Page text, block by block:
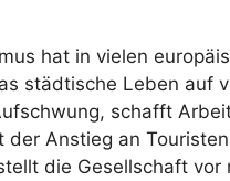
hat in vielen
städtische Leben auf
schafft
der Anstieg an
die Gesellschaft